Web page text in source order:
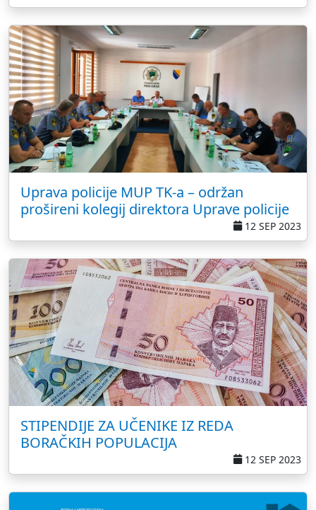
Uprava policije MUP TK-a – održan
prošireni kolegij direktora Uprave policije
12 SEP 2023
STIPENDIJE ZA UČENIKE IZ REDA
BORAČKIH POPULACIJA
12 SEP 2023